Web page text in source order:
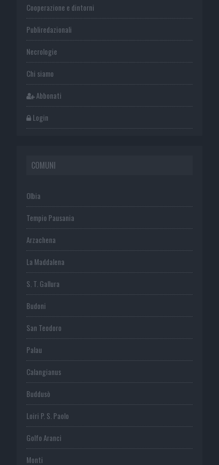
Cooperazione e dintorni
Publiredazionali
Necrologie
Chi siamo
Abbonati
Login
COMUNI
Olbia
Tempio Pausania
Arzachena
La Maddalena
S. T. Gallura
Budoni
San Teodoro
Palau
Calangianus
Buddusò
Loiri P. S. Paolo
Golfo Aranci
Monti